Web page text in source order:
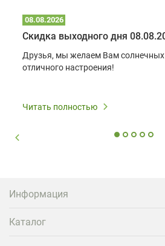
08.08.2026
Скидка выходного дня
Друзья, мы желаем Вам
отличного настроения!
Читать полностью
Информация
Каталог